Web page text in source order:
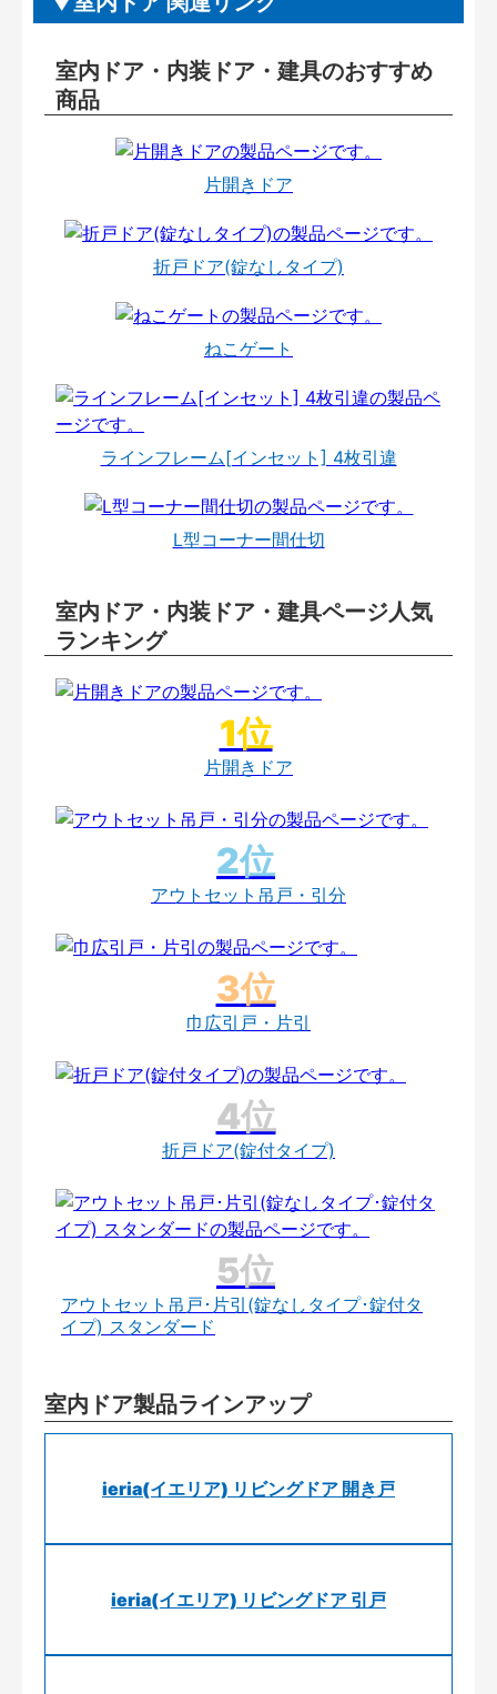
室内ドア・内装ドア・建具のおすすめ
商品
片開きドア
折戸ドア(錠なしタイプ)
ねこゲート
ラインフレーム[インセット] 4枚引違
L型コーナー間仕切
室内ドア・内装ドア・建具ページ人気
ランキング
片開きドア
アウトセット吊戸・引分
巾広引戸・片引
折戸ドア(錠付タイプ)
アウトセット吊戸･片引(錠なしタイプ･錠付タ
イプ) スタンダード
室内ドア製品ラインアップ
ieria(イエリア) リビングドア 開き戸
ieria(イエリア) リビングドア 引戸